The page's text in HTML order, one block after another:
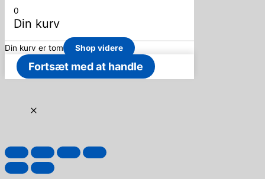
0
Din kurv
Din kurv er tom Shop videre
Fortsæt med at handle